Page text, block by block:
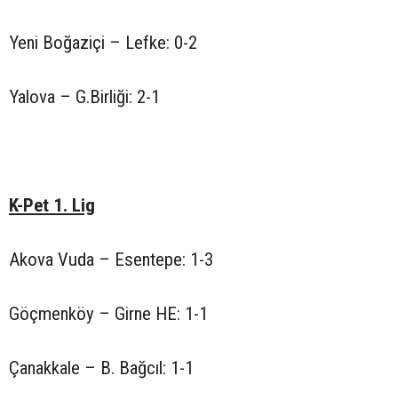
Yeni Boğaziçi – Lefke: 0-2
Yalova – G.Birliği: 2-1
K-Pet 1. Lig
Akova Vuda – Esentepe: 1-3
Göçmenköy – Girne HE: 1-1
Çanakkale – B. Bağcıl: 1-1